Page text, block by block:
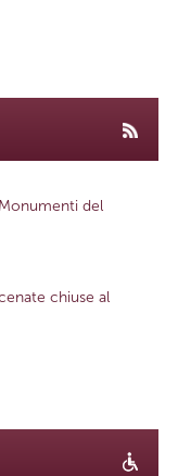
del
chiuse al